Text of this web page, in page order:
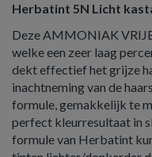
Herbatint 5N Licht
Deze AMMONIAK
welke een zeer laag
dekt effectief het grijze
inachtneming van de
formule, gemakkelijk te
perfect kleurresultaat in
formule van Herbatint